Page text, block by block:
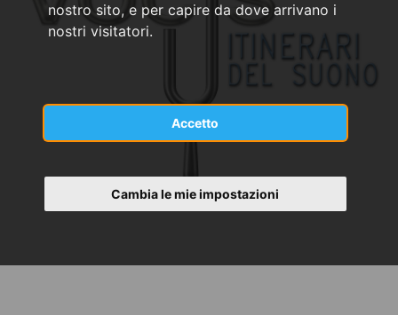
nostro sito, e per capire da dove arrivano i
nostri visitatori.
Accetto
Cambia le mie impostazioni